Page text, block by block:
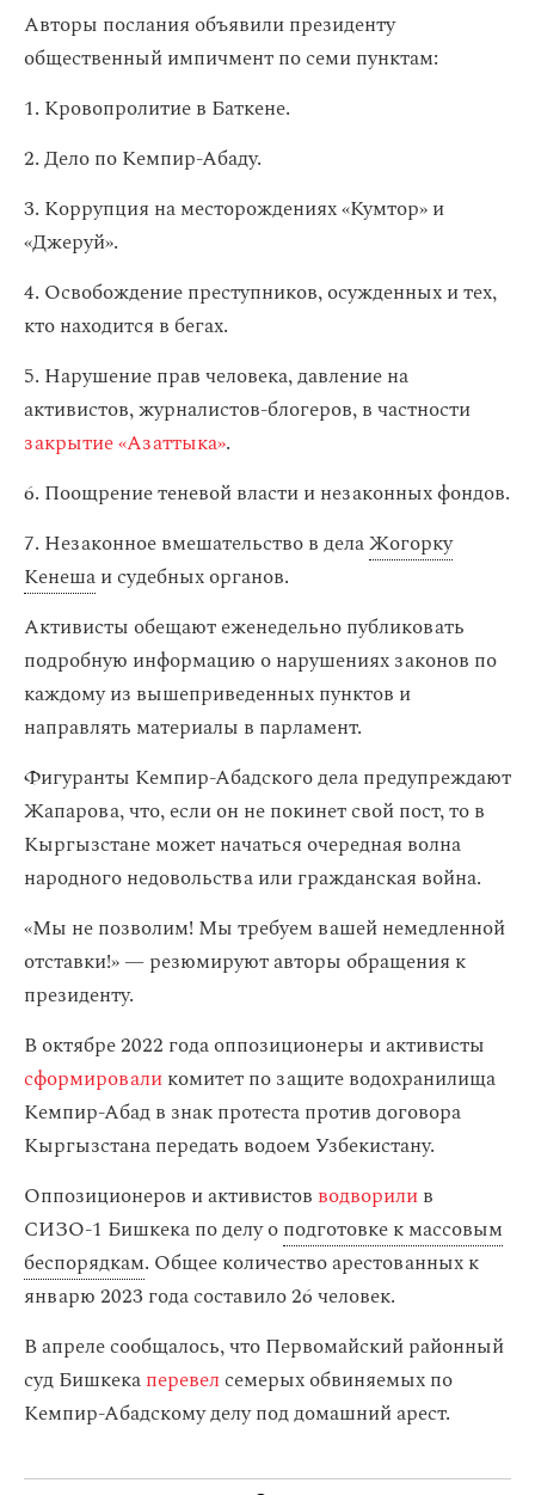
Авторы послания объявили президенту
общественный импичмент по семи пунктам:
1. Кровопролитие в Баткене.
2. Дело по Кемпир-Абаду.
3. Коррупция на месторождениях «Кумтор» и
«Джеруй».
4. Освобождение преступников, осужденных и тех,
кто находится в бегах.
5. Нарушение прав человека, давление на
активистов, журналистов-блогеров, в частности
закрытие «Азаттыка».
6. Поощрение теневой власти и незаконных фондов.
7. Незаконное вмешательство в делаЖогорку
Кенешаи судебных органов.
Активисты обещают еженедельно публиковать
подробную информацию о нарушениях законов по
каждому из вышеприведенных пунктов и
направлять материалы в парламент.
Фигуранты Кемпир-Абадского дела предупреждают
Жапарова, что, если он не покинет свой пост, то в
Кыргызстане может начаться очередная волна
народного недовольства или гражданская война.
«Мы не позволим! Мы требуем вашей немедленной
отставки!» — резюмируют авторы обращения к
президенту.
В октябре 2022 года оппозиционеры и активисты
сформироваликомитет по защите водохранилища
Кемпир-Абад в знак протеста против договора
Кыргызстана передать водоем Узбекистану.
Оппозиционеров и активистов водворилив
СИЗО-1 Бишкека по делу оподготовке к массовым
беспорядкам. Общее количество арестованных к
январю 2023 года составило 26 человек.
В апреле сообщалось, что Первомайский районный
суд Бишкекаперевелсемерых обвиняемых по
Кемпир-Абадскому делу под домашний арест.